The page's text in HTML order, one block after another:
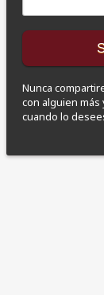
Nunca
con alguien
cuando lo